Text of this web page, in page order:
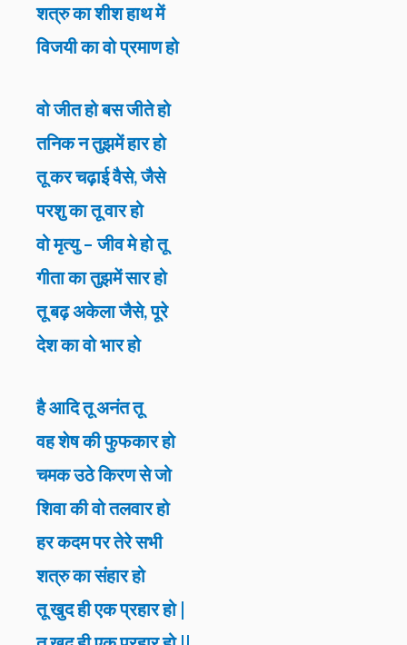
शत्रु का शीश हाथ में
विजयी का वो प्रमाण हो
वो जीत हो बस जीते हो
तनिक न तुझमें हार हो
तू कर चढ़ाई वैसे, जैसे
परशु का तू वार हो
वो मृत्यु – जीव मे हो तू
गीता का तुझमें सार हो
तू बढ़ अकेला जैसे, पूरे
देश का वो भार हो
है आदि तू अनंत तू
वह शेष की फुफकार हो
चमक उठे किरण से जो
शिवा की वो तलवार हो
हर कदम पर तेरे सभी
शत्रु का संहार हो
तू खुद ही एक प्रहार हो |